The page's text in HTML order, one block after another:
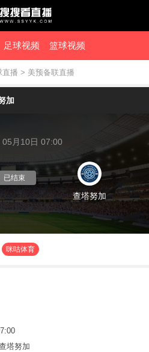
足球视频 篮球视频
直播 > 美预备联直播
加
05月10日 07:00
已结束
查塔努加
咪咕体育
塔努加